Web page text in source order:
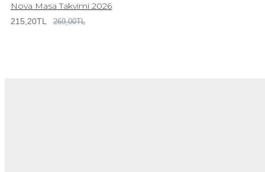
Nova Masa Takvimi 2026
215,20TL 269,00TL